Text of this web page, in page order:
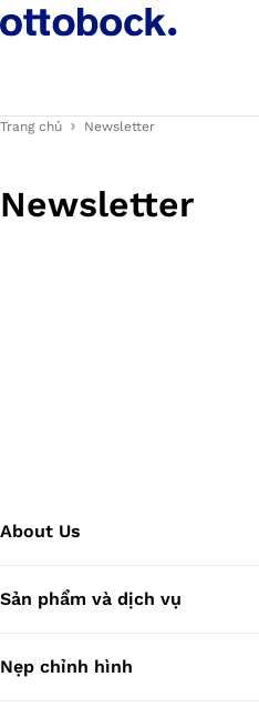
Trang chủ Newsletter
Newsletter
About Us
Sản phẩm và dịch vụ
Nẹp chỉnh hình